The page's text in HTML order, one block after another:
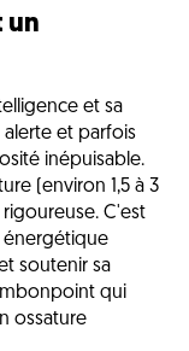
un
et sa
et parfois
inépuisable.
(environ 1,5 à 3
C'est
énergétique
soutenir sa
qui
ossature